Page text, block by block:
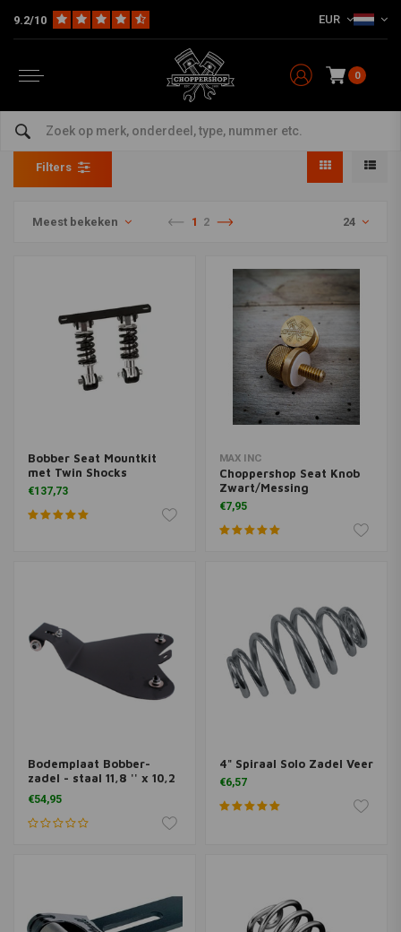
9.2/10 EUR
0
Seat Springs & Mounts
Home Multi-fit Seats en Toebehoren Seat Springs & Mounts
Filters
Meest bekeken 1 2 24
Bobber Seat Mountkit
met Twin Shocks
€137,73
MAX INC
Choppershop Seat Knob
Zwart/Messing
€7,95
Bodemplaat Bobber-
zadel - staal 11,8 '' x 10,2
''
€54,95
4" Spiraal Solo Zadel Veer
€6,57